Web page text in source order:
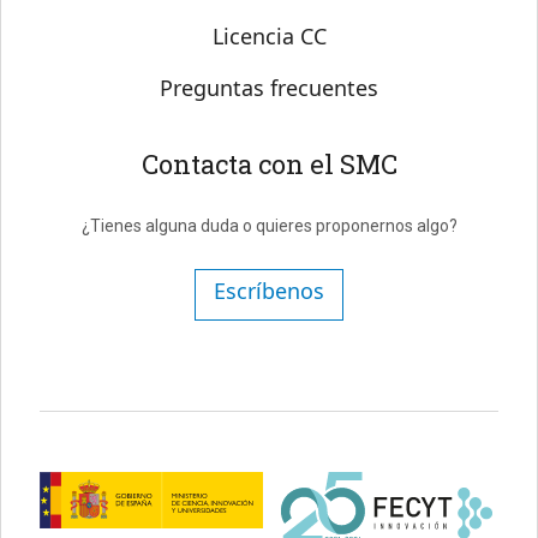
Licencia CC
Preguntas frecuentes
Contacta con el SMC
¿Tienes alguna duda o quieres proponernos algo?
Escríbenos